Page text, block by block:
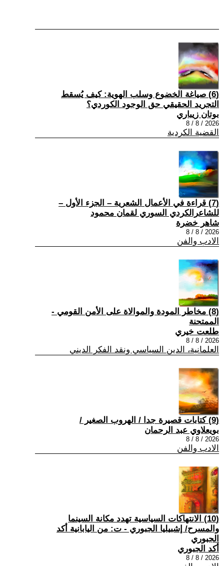
(6) صياغة الخضوع وسلب الهوية: كيف يُسقط
التجريد الحقيقي حق الوجود الكوردي؟
بوتان زيباري
2026 / 8 / 8
القضية الكردية
(7) قراءة في الأعمال الشعرية – الجزء الأول –
للشاعرالكردي السوري لقمان محمود
شاهر خضرة
2026 / 8 / 8
الادب والفن
(8) مخاطر المودة والموالاة على الأمن القومي -
الممتحنة
طلعت خيري
2026 / 8 / 8
العلمانية، الدين السياسي ونقد الفكر الديني
(9) كتابات قصيرة جدا / الهروب الصغير /
بويعلاوي عبد الرحمان
2026 / 8 / 8
الادب والفن
(10) الانتهاكات السياسية تهدد مكانة السينما
والمسرح/ إشبيليا الجبوري - ت: من اليابانية أكد
الجبوري
أكد الجبوري
2026 / 8 / 8